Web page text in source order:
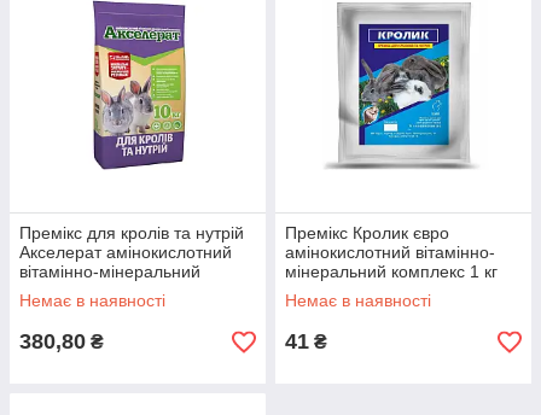
Премікс для кролів та нутрій
Акселерат амінокислотний
вітамінно-мінеральний
комплекс 10 кг O.L.KAR
Немає в наявності
380,80 ₴
Премікс Кролик євро
амінокислотний вітамінно-
мінеральний комплекс 1 кг
Круг
Немає в наявності
41 ₴